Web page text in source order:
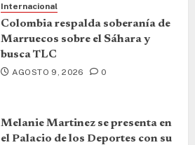
Internacional
Colombia respalda soberanía de
Marruecos sobre el Sáhara y
busca TLC
AGOSTO 9, 2026 0
Melanie Martinez se presenta en
el Palacio de los Deportes con su